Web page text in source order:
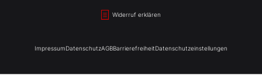
Widerruf erklären
ImpressumDatenschutzAGBBarrierefreiheitDatenschutzeinstellungen